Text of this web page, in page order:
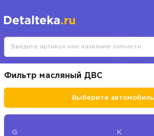
Фильтр масляный ДВС
Выберите автомобиль
G K